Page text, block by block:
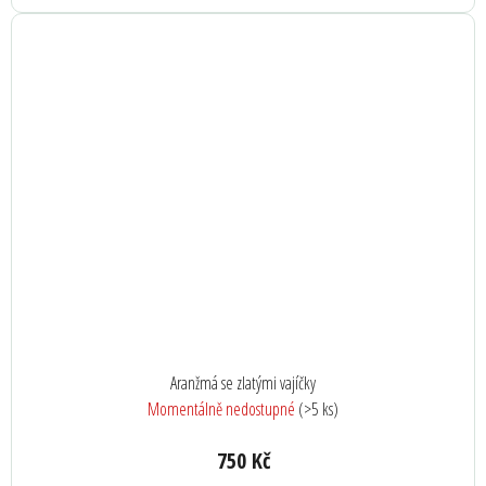
Aranžmá se zlatými vajíčky
Momentálně nedostupné (>5 ks)
750 Kč